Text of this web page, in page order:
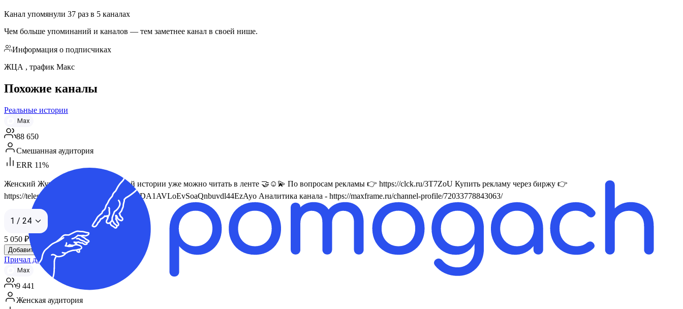
Канал упомянули 37 раз в 5 каналах
Чем больше упоминаний и каналов — тем заметнее канал в своей нише.
Информация о подписчиках
ЖЦА , трафик Макс
Похожие каналы
Реальные истории
Max
88 650
Смешанная аудитория
ERR 11%
Женский Журнал! Продолжение этой истории уже можно читать в ленте 🤝☺️💫 По вопросам рекламы 👉 https://clck.ru/3T7ZoU Купить рекламу через биржу 👉
https://telega.in/m/Y5Pbvr4QAlc9KDmqzDA1AVLoEvSoaQnbuvdl44EzAyo Аналитика канала - https://maxframe.ru/channel-profile/72033778843063/
1 / 24
5 050 ₽
Добавить в корзину
Причал для души | стихи
Max
9 441
Женская аудитория